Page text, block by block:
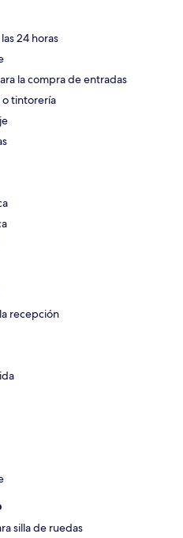
24 horas
la compra de entradas
o tintorería
recepción
silla de ruedas